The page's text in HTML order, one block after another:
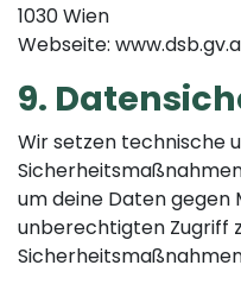
1030 Wien
Webseite:
9.
Wir setzen technische
um deine Daten gegen
unberechtigten Zugriff